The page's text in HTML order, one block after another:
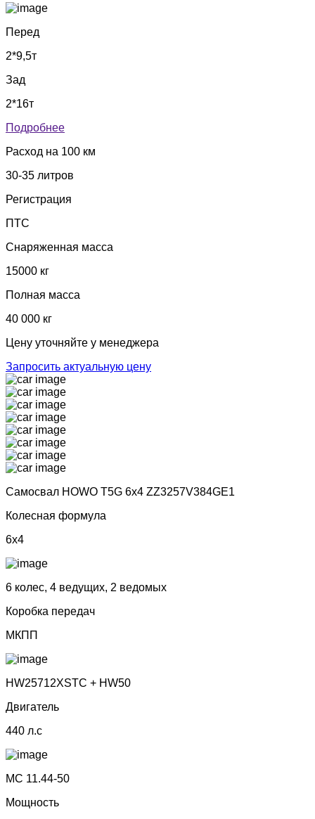
Перед
2*9,5т
Зад
2*16т
Подробнее
Расход на 100 км
30-35 литров
Регистрация
ПТС
Снаряженная масса
15000 кг
Полная масса
40 000 кг
Цену уточняйте у менеджера
Запросить актуальную цену
Самосвал HOWO T5G 6x4 ZZ3257V384GE1
Колесная формула
6x4
6 колес, 4 ведущих, 2 ведомых
Коробка передач
МКПП
HW25712XSTC + HW50
Двигатель
440 л.с
МС 11.44-50
Мощность